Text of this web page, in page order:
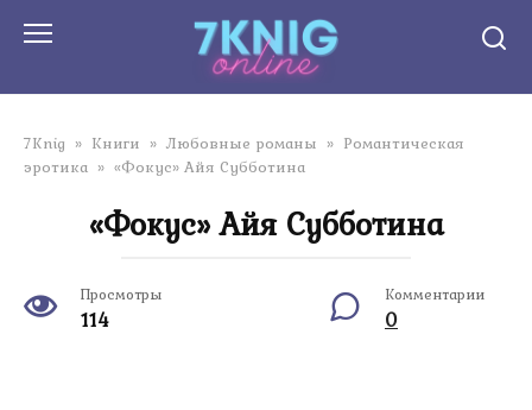
7Knig » Книги » Любовные романы » Романтическая
эротика » «Фокус» Айя Субботина
«Фокус» Айя Субботина
Просмотры
114
Комментарии
0